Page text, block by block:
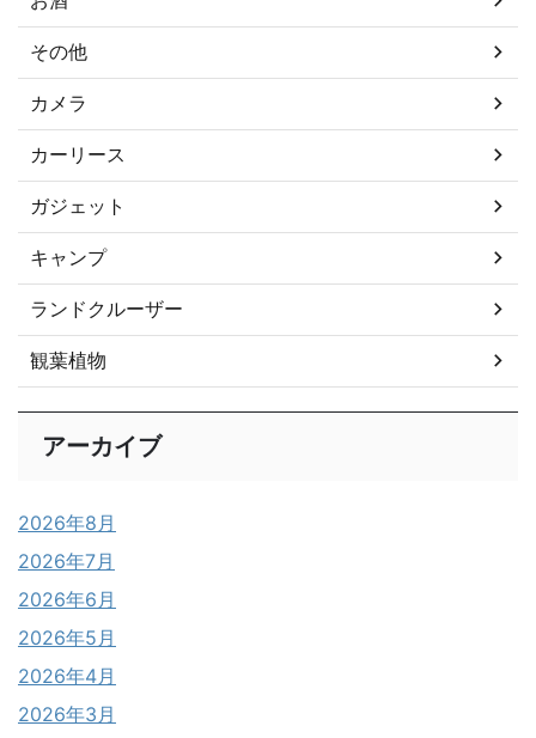
その他
カメラ
カーリース
ガジェット
キャンプ
ランドクルーザー
観葉植物
アーカイブ
2026年8月
2026年7月
2026年6月
2026年5月
2026年4月
2026年3月